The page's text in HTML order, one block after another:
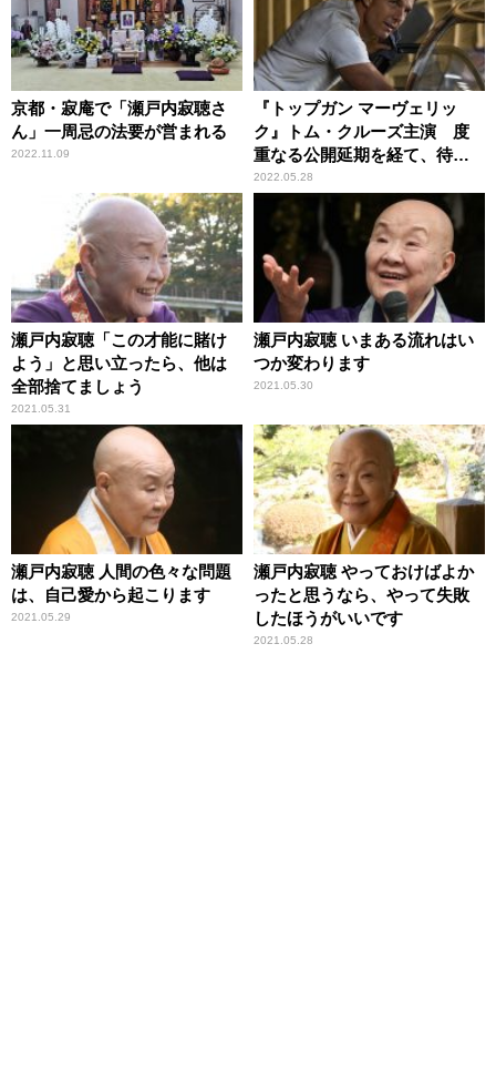
京都・寂庵で「瀬戸内寂聴さ
ん」一周忌の法要が営まれる
2022.11.09
『トップガン マーヴェリッ
ク』トム・クルーズ主演 度
重なる公開延期を経て、待望
のスクリーンへ
2022.05.28
瀬戸内寂聴「この才能に賭け
よう」と思い立ったら、他は
全部捨てましょう
2021.05.31
瀬戸内寂聴 いまある流れはい
つか変わります
2021.05.30
瀬戸内寂聴 人間の色々な問題
は、自己愛から起こります
2021.05.29
瀬戸内寂聴 やっておけばよか
ったと思うなら、やって失敗
したほうがいいです
2021.05.28